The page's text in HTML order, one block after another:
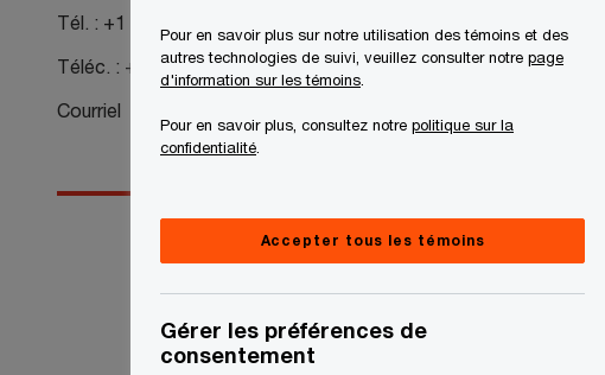
Tél. : +1 416 869 2941
Téléc. : +1 416 814 3200
Courriel
Pour en savoir plus sur notre utilisation des témoins et des
autres technologies de suivi, veuillez consulter notre page
d'information sur les témoins
Pour en savoir plus, consultez notre politique sur la
confidentialité
Accepter tous les témoins
Gérer les préférences de
consentement